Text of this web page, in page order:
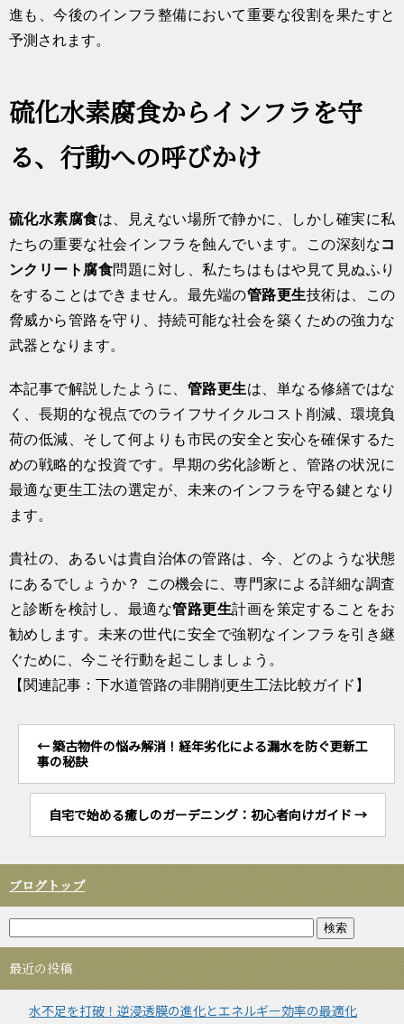
進も、今後のインフラ整備において重要な役割を果たすと
予測されます。
硫化水素腐食からインフラを守
る、行動への呼びかけ
硫化水素腐食は、見えない場所で静かに、しかし確実に私
たちの重要な社会インフラを蝕んでいます。この深刻なコ
ンクリート腐食問題に対し、私たちはもはや見て見ぬふり
をすることはできません。最先端の管路更生技術は、この
脅威から管路を守り、持続可能な社会を築くための強力な
武器となります。
本記事で解説したように、 管路更生は、単なる修繕ではな
く、長期的な視点でのライフサイクルコスト削減、環境負
荷の低減、そして何よりも市民の安全と安心を確保するた
めの戦略的な投資です。早期の劣化診断と、管路の状況に
最適な更生工法の選定が、未来のインフラを守る鍵となり
ます。
貴社の、あるいは貴自治体の管路は、今、どのような状態
にあるでしょうか？ この機会に、専門家による詳細な調査
と診断を検討し、最適な管路更生計画を策定することをお
勧めします。未来の世代に安全で強靭なインフラを引き継
ぐために、今こそ行動を起こしましょう。
【関連記事：下水道管路の非開削更生工法比較ガイド】
←築古物件の悩み解消！経年劣化による漏水を防ぐ更新工
事の秘訣
自宅で始める癒しのガーデニング：初心者向けガイド →
ブログトップ
最近の投稿
水不足を打破！逆浸透膜の進化とエネルギー効率の最適化